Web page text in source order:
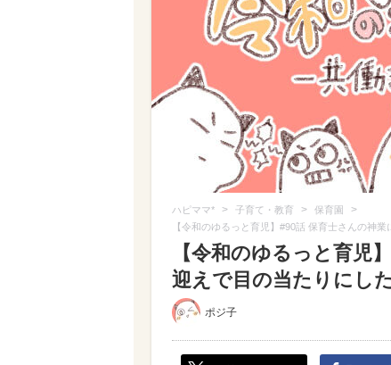
ハピママ* > 子育て・教育 > 保育園 >
【令和のゆるっと育児】#90話 保育士さんの神
【令和のゆるっと育児
迎えで目の当たりにし
ポジ子